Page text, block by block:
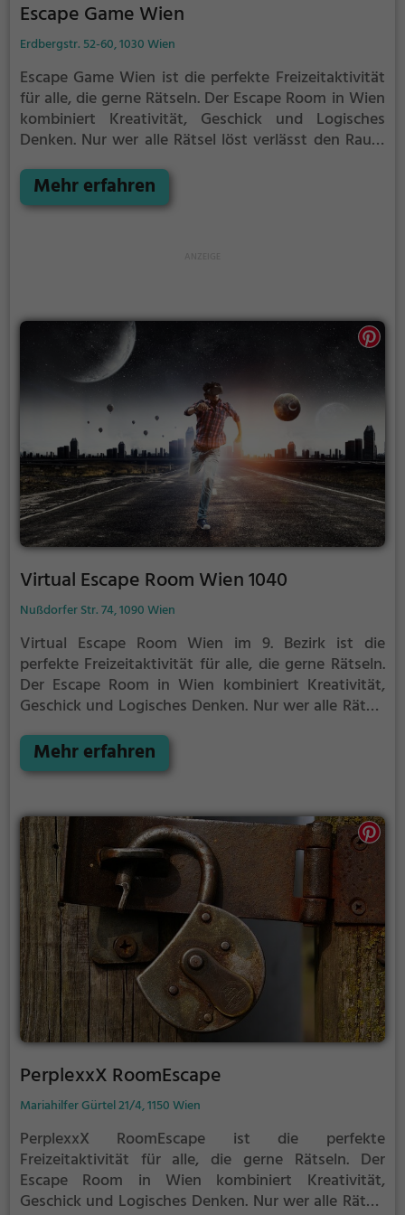
Escape Game Wien
Erdbergstr. 52-60, 1030 Wien
Escape Game Wien ist die perfekte Freizeitaktivität
für alle, die gerne Rätseln. Der Escape Room in Wien
kombiniert Kreativität, Geschick und Logisches
Denken. Nur wer alle Rätsel löst verlässt den Raum
gewinnen. Im Escape Room ist für Einzelkämpfer
kein Platz. Nur wer als Gruppe zusammenarbeitet
Mehr erfahren
Virtual Escape Room Wien 1040
Nußdorfer Str. 74, 1090 Wien
Virtual Escape Room Wien im 9. Bezirk ist die
perfekte Freizeitaktivität für alle, die gerne Rätseln.
Der Escape Room in Wien kombiniert Kreativität,
Geschick und Logisches Denken. Nur wer alle Rätsel
als Team könnt ihr gewinnen. Im Escape Room ist für
Einzelkämpfer kein Platz. Nur wer als Gruppe
kombiniert kann das Rätsel lösen.
Mehr erfahren
PerplexxX RoomEscape
Mariahilfer Gürtel 21/4, 1150 Wien
PerplexxX RoomEscape ist die perfekte
Freizeitaktivität für alle, die gerne Rätseln. Der
Escape Room in Wien kombiniert Kreativität,
Geschick und Logisches Denken. Nur wer alle Rätsel